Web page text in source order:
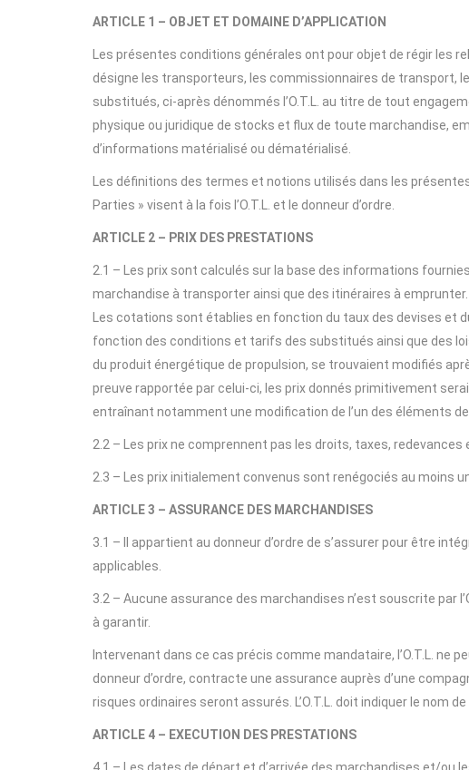
ARTICLE 1 – OBJET ET DOMAINE D’APPLICATION
Les présentes conditions générales ont pour objet de régir les
désigne les transporteurs, les commissionnaires de transport,
substitués, ci-après dénommés l’O.T.L. au titre de tout
physique ou juridique de stocks et flux de toute marchandise,
d’informations matérialisé ou dématérialisé.
Les définitions des termes et notions utilisés dans les
Parties » visent à la fois l’O.T.L. et le donneur d’ordre.
ARTICLE 2 – PRIX DES PRESTATIONS
2.1 – Les prix sont calculés sur la base des informations
marchandise à transporter ainsi que des itinéraires à emprunter.
Les cotations sont établies en fonction du taux des devises et
fonction des conditions et tarifs des substitués ainsi que des
du produit énergétique de propulsion, se trouvaient modifiés
preuve rapportée par celui-ci, les prix donnés primitivement
entraînant notamment une modification de l’un des éléments
2.2 – Les prix ne comprennent pas les droits, taxes,
2.3 – Les prix initialement convenus sont renégociés au moins
ARTICLE 3 – ASSURANCE DES MARCHANDISES
3.1 – Il appartient au donneur d’ordre de s’assurer pour être
applicables.
3.2 – Aucune assurance des marchandises n’est souscrite par
à garantir.
Intervenant dans ce cas précis comme mandataire, l’O.T.L. ne
donneur d’ordre, contracte une assurance auprès d’une
risques ordinaires seront assurés. L’O.T.L. doit indiquer le nom
ARTICLE 4 – EXECUTION DES PRESTATIONS